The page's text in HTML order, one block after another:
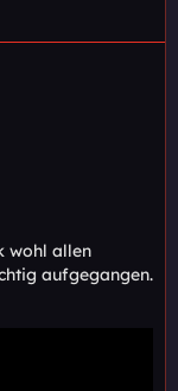
wohl allen
aufgegangen.